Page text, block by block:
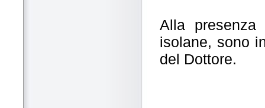
Alla
isolane, sono
del Dottore.